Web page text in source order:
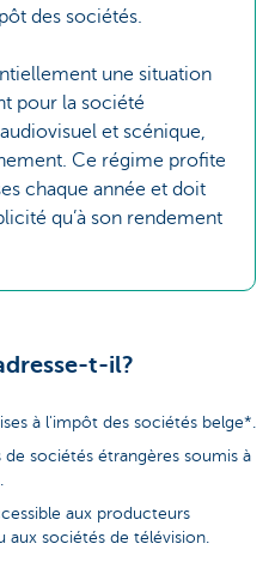
des sociétés.
une situation
pour la société
et scénique,
Ce régime profite
chaque année et doit
qu’à son rendement
t-il?
à l'impôt des sociétés belge*.
sociétés étrangères soumis à
aux producteurs
aux sociétés de télévision.